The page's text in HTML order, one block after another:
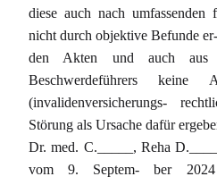
diese auch nach umfassenden
nicht durch objektive Befunde
den Akten und auch aus
Beschwerdeführers keine
(invalidenversicherungs-
Störung als Ursache dafür
Dr. med. C._____, Reha
vom 9. Septem- ber